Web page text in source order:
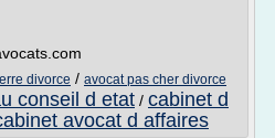
divorce / avocat pas cher divorce
conseil d etat / cabinet d
avocat d affaires